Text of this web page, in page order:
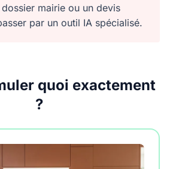
mairie ou un devis
par un outil IA spécialisé.
quoi exactement
?